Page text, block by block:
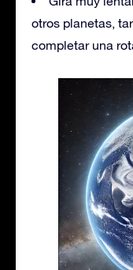
otros planetas,
completar una